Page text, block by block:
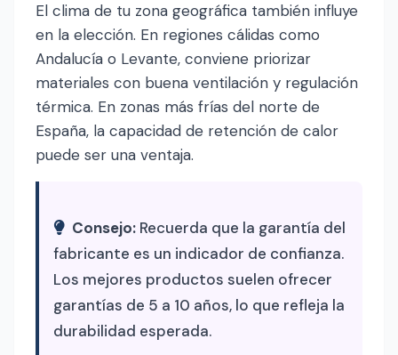
El clima de tu zona geográfica también influye
en la elección. En regiones cálidas como
Andalucía o Levante, conviene priorizar
materiales con buena ventilación y regulación
térmica. En zonas más frías del norte de
España, la capacidad de retención de calor
puede ser una ventaja.
Consejo: Recuerda que la garantía del
fabricante es un indicador de confianza.
Los mejores productos suelen ofrecer
garantías de 5 a 10 años, lo que refleja la
durabilidad esperada.